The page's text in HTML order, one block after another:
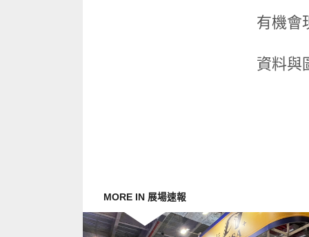
有機會
資料與
MORE IN 展場速報